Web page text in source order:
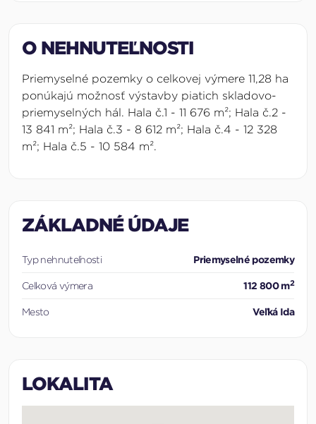
O NEHNUTEĽNOSTI
Priemyselné pozemky o celkovej výmere 11,28 ha
ponúkajú možnosť výstavby piatich skladovo-
priemyselných hál. Hala č.1 - 11 676 m²; Hala č.2 -
13 841 m²; Hala č.3 - 8 612 m²; Hala č.4 - 12 328
m²; Hala č.5 - 10 584 m².
ZÁKLADNÉ ÚDAJE
Typ nehnuteľnosti Priemyselné pozemky
Celková výmera 112 800 m2
Mesto Veľká Ida
LOKALITA